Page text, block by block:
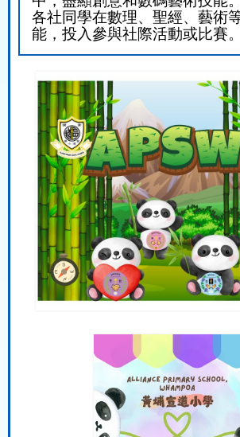
各社同學在數理、聖經、藝術
能，投入參與社際活動或比賽。